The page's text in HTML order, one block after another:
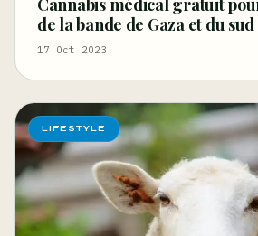
Cannabis médical gratuit
de la bande de Gaza et du sud
17 Oct 2023
LIFESTYLE